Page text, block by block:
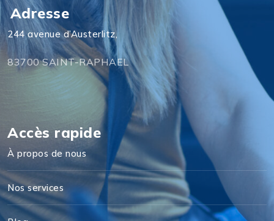
Adresse
244 avenue d’Austerlitz,
83700 SAINT-RAPHAEL
Accès rapide
À propos de nous
Nos services